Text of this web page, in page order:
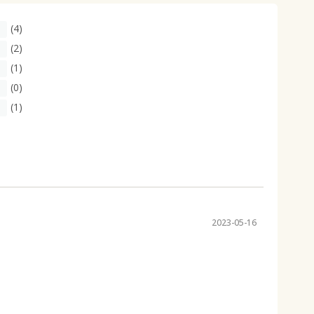
(4)
(2)
(1)
(0)
(1)
2023-05-16